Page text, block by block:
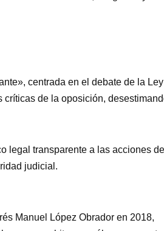
centrada en el debate de la Ley
de la oposición,
legal transparente a las acciones de
judicial.
Manuel López Obrador en 2018,